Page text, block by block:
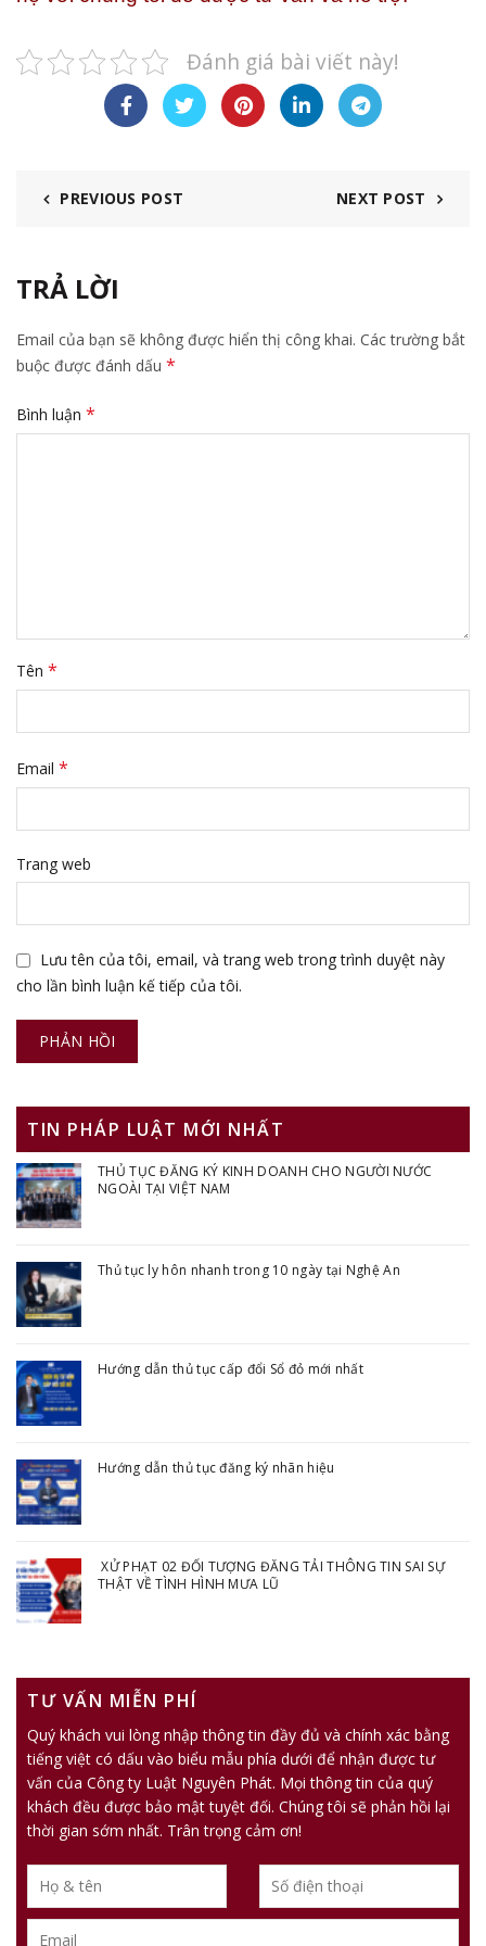
Đánh giá bài viết này!
PREVIOUS POST NEXT POST
TRẢ LỜI
Email của bạn sẽ không được hiển thị công khai. Các trường bắt
buộc được đánh dấu *
Bình luận *
Tên *
Email *
Trang web
Lưu tên của tôi, email, và trang web trong trình duyệt này
cho lần bình luận kế tiếp của tôi.
TIN PHÁP LUẬT MỚI NHẤT
THỦ TỤC ĐĂNG KÝ KINH DOANH CHO NGƯỜI NƯỚC
NGOÀI TẠI VIỆT NAM
Thủ tục ly hôn nhanh trong 10 ngày tại Nghệ An
Hướng dẫn thủ tục cấp đổi Sổ đỏ mới nhất
Hướng dẫn thủ tục đăng ký nhãn hiệu
XỬ PHẠT 02 ĐỐI TƯỢNG ĐĂNG TẢI THÔNG TIN SAI SỰ
THẬT VỀ TÌNH HÌNH MƯA LŨ
TƯ VẤN MIỄN PHÍ
Quý khách vui lòng nhập thông tin đầy đủ và chính xác bằng
tiếng việt có dấu vào biểu mẫu phía dưới để nhận được tư
vấn của Công ty Luật Nguyên Phát. Mọi thông tin của quý
khách đều được bảo mật tuyệt đối. Chúng tôi sẽ phản hồi lại
thời gian sớm nhất. Trân trọng cảm ơn!